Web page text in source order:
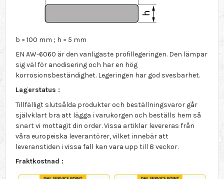
b = 100 mm ; h = 5 mm
EN AW-6060 är den vanligaste profillegeringen. Den lämpar
sig väl för anodisering och har en hög
korrosionsbeständighet. Legeringen har god svesbarhet.
Lagerstatus :
Tillfälligt slutsålda produkter och beställningsvaror går
självklart bra att lägga i varukorgen och beställs hem så
snart vi mottagit din order. Vissa artiklar levereras från
våra europeiska leverantörer, vilket innebär att
leveranstiden i vissa fall kan vara upp till 8 veckor.
Fraktkostnad :